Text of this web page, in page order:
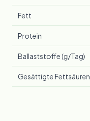
Fett
Protein
Ballaststoffe (g/Tag)
Gesättigte Fettsäuren